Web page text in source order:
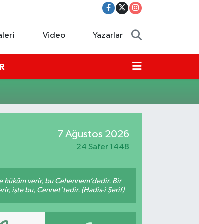
Video Yazarlar
7 Ağustos 2026
24 Safer 1448
hüküm verir, bu Cehennem’dedir. Bir
işte bu, Cennet’tedir. (Hadis-i Şerif)